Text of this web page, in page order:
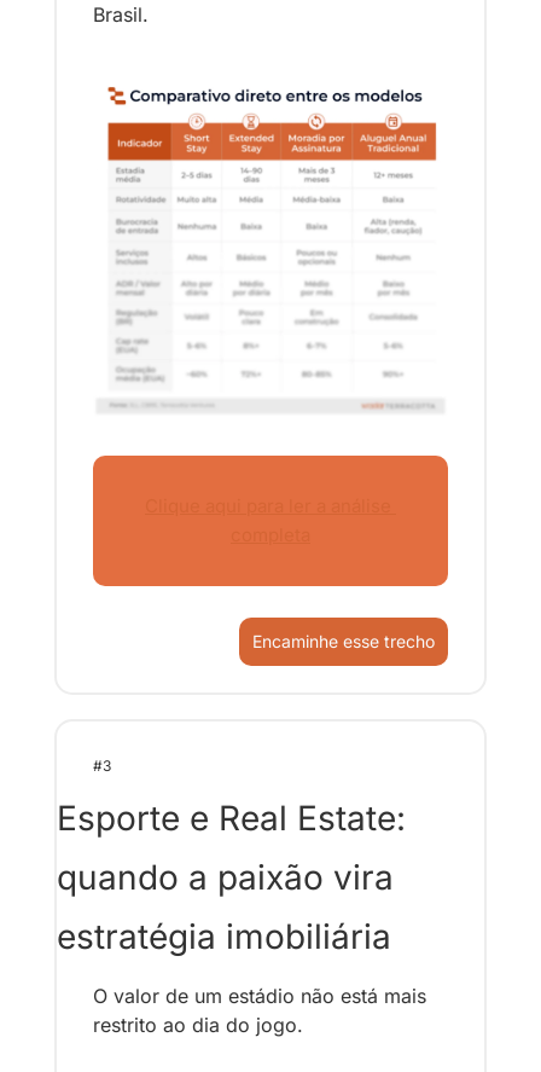
Brasil.
Encaminhe esse trecho
#3
Esporte e Real Estate:
quando a paixão vira
estratégia imobiliária
O valor de um estádio não está mais
restrito ao dia do jogo.